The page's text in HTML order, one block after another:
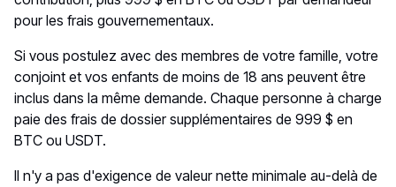
pour les frais gouvernementaux.
Si vous postulez avec des membres de votre famille, votre
conjoint et vos enfants de moins de 18 ans peuvent être
inclus dans la même demande. Chaque personne à charge
paie des frais de dossier supplémentaires de 999 $ en
BTC ou USDT.
Il n'y a pas d'exigence de valeur nette minimale au-delà de